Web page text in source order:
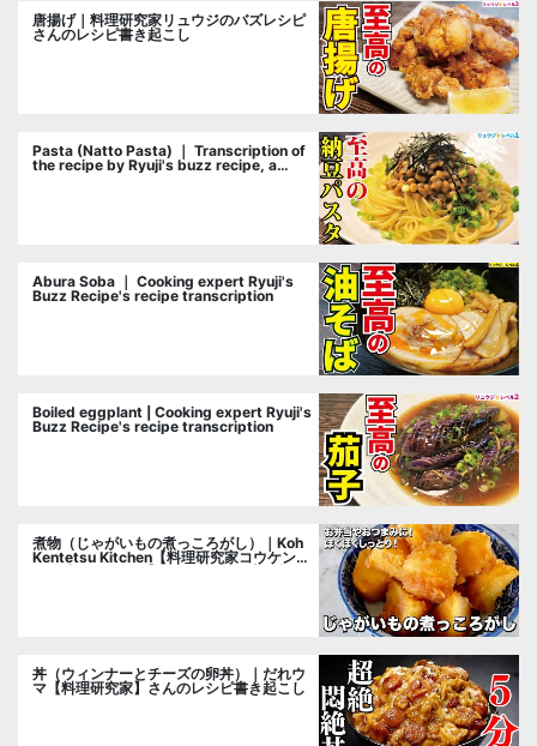
唐揚げ｜料理研究家リュウジのバズレシピ
さんのレシピ書き起こし
Pasta (Natto Pasta) ｜ Transcription of
the recipe by Ryuji's buzz recipe, a
Abura Soba ｜ Cooking expert Ryuji's
Buzz Recipe's recipe transcription
Boiled eggplant | Cooking expert Ryuji's
Buzz Recipe's recipe transcription
煮物（じゃがいもの煮っころがし）｜Koh
Kentetsu Kitchen【料理研究家コウケンテ
丼（ウィンナーとチーズの卵丼）｜だれウ
マ【料理研究家】さんのレシピ書き起こし